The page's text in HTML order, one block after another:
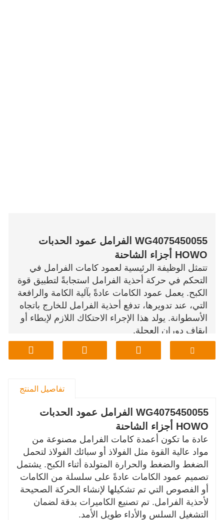
WG4075450055 الفرامل عمود الحدبات
HOWO أجزاء الشاحنة
تتمثل الوظيفة الرئيسية لعمود كامات الفرامل في
التحكم في حركة أحذية الفرامل استجابةً لتطبيق قوة
الكبح. يعمل عمود الكامات عادةً بآلية الكامة والرافعة
التي، عند تدويرها، تدفع أحذية الفرامل للخارج باتجاه
الأسطوانة. يولد هذا الإجراء الاحتكاك اللازم لإبطاء أو
إيقاف دوران العجلة.
تفاصيل المنتج
WG4075450055 الفرامل عمود الحدبات
HOWO أجزاء الشاحنة
عادة ما تكون أعمدة كامات الفرامل مصنوعة من
مواد عالية القوة مثل الفولاذ أو سبائك الفولاذ لتحمل
الضغط والضغط والحرارة المتولدة أثناء الكبح. يشتمل
تصميم عمود الكامات عادةً على سلسلة من الكامات
أو الفصوص التي تم تشكيلها لإنشاء الحركة الصحيحة
لأحذية الفرامل. تم تصنيع الكاميرات بدقة لضمان
التشغيل السلس والأداء طويل الأمد.